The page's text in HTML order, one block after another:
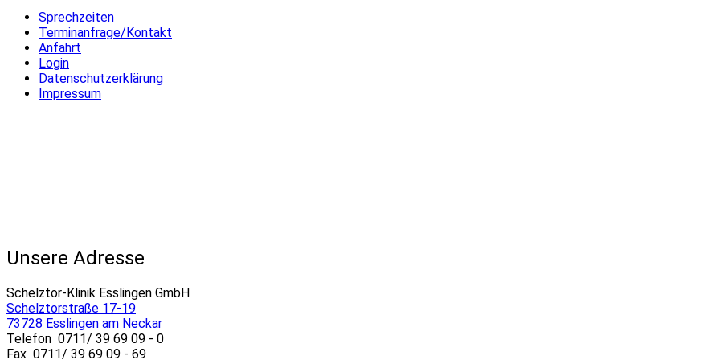
Sprechzeiten
Terminanfrage/Kontakt
Anfahrt
Login
Datenschutzerklärung
Impressum
Unsere Adresse
Schelztor-Klinik Esslingen GmbH
Schelztorstraße 17-19
73728 Esslingen am Neckar
Telefon 0711/ 39 69 09 - 0
Fax 0711/ 39 69 09 - 69